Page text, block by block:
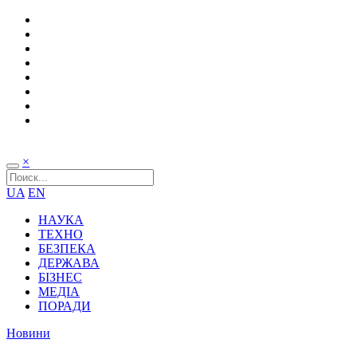
×
UA EN
НАУКА
ТЕХНО
БЕЗПЕКА
ДЕРЖАВА
БІЗНЕС
МЕДІА
ПОРАДИ
Новини